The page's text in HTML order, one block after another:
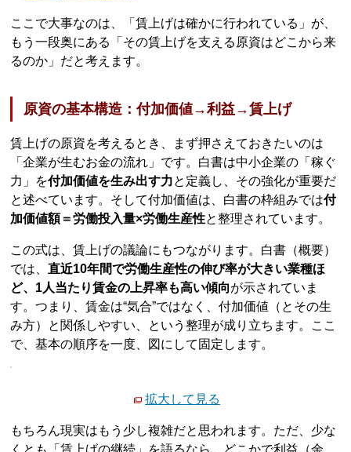
ここで大事なのは、「賃上げは確かに行われている」が、
もう一段奥にある「その賃上げを支える原資はどこから来
るのか」だと考えます。
原資の基本構造：付加価値→利益→賃上げ
賃上げの原資を考えるとき、まず押さえておきたいのは
「企業が生むお金の流れ」です。白書は中小企業の「稼ぐ
力」を付加価値を生み出す力と定義し、その強化が重要だ
と述べています。そして付加価値は、白書の枠組みでは付
加価値額＝労働投入量×労働生産性と整理されています。
この式は、賃上げの議論にもつながります。白書（概要）
では、直近10年間で労働生産性の伸び率が大きい業種ほ
ど、1人当たり賃金の上昇率も高い傾向が示されていま
す。つまり、賃金は“気合”ではなく、付加価値（とその生
み方）と関係しやすい、という整理が成り立ちます。ここ
で、基本の順序を一度、図にして固定します。
拡大して見る
もちろん現実はもう少し複雑だと思われます。ただ、少な